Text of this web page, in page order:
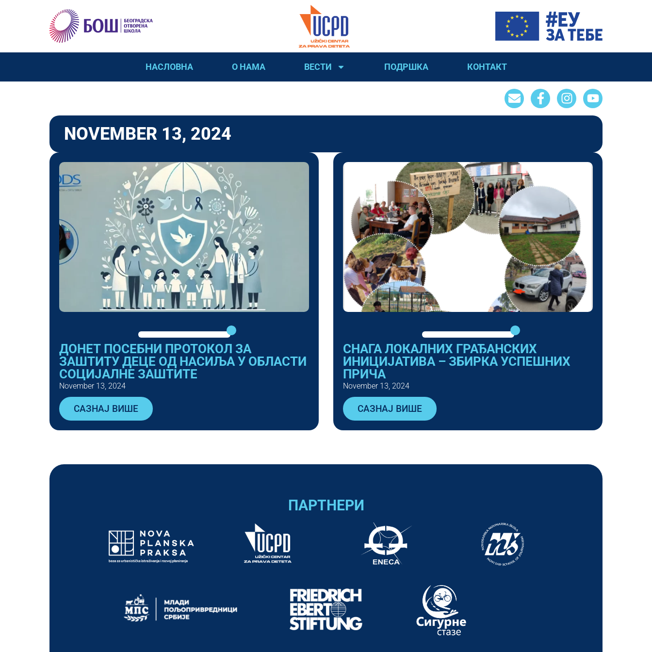
НАСЛОВНА О НАМА ВЕСТИ ПОДРШКА КОНТАКТ
NOVEMBER 13, 2024
ДОНЕТ ПОСЕБНИ ПРОТОКОЛ ЗА
ЗАШТИТУ ДЕЦЕ ОД НАСИЉА У ОБЛАСТИ
СОЦИЈАЛНЕ ЗАШТИТЕ
November 13, 2024
САЗНАЈ ВИШЕ
СНАГА ЛОКАЛНИХ ГРАЂАНСКИХ
ИНИЦИЈАТИВА – ЗБИРКА УСПЕШНИХ
ПРИЧА
November 13, 2024
САЗНАЈ ВИШЕ
ПАРТНЕРИ